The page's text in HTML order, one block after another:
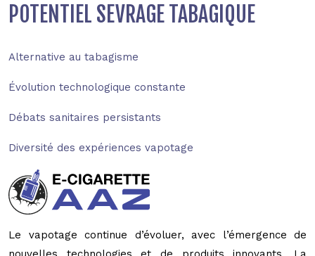
POTENTIEL SEVRAGE TABAGIQUE
Alternative au tabagisme
Évolution technologique constante
Débats sanitaires persistants
Diversité des expériences vapotage
Le vapotage continue d’évoluer, avec l’émergence de